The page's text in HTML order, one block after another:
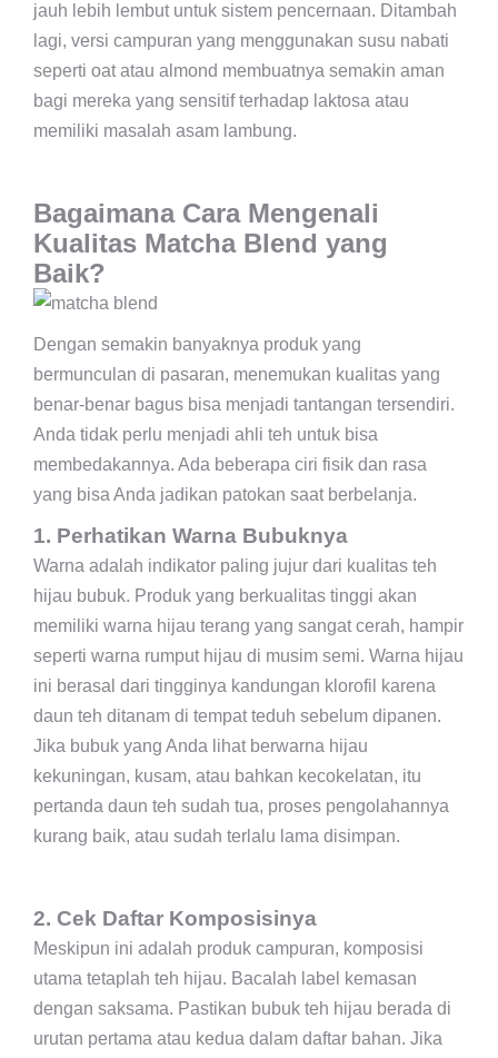
jauh lebih lembut untuk sistem pencernaan. Ditambah
lagi, versi campuran yang menggunakan susu nabati
seperti oat atau almond membuatnya semakin aman
bagi mereka yang sensitif terhadap laktosa atau
memiliki masalah asam lambung.
Bagaimana Cara Mengenali
Kualitas Matcha Blend yang
Baik?
Dengan semakin banyaknya produk yang
bermunculan di pasaran, menemukan kualitas yang
benar-benar bagus bisa menjadi tantangan tersendiri.
Anda tidak perlu menjadi ahli teh untuk bisa
membedakannya. Ada beberapa ciri fisik dan rasa
yang bisa Anda jadikan patokan saat berbelanja.
1. Perhatikan Warna Bubuknya
Warna adalah indikator paling jujur dari kualitas teh
hijau bubuk. Produk yang berkualitas tinggi akan
memiliki warna hijau terang yang sangat cerah, hampir
seperti warna rumput hijau di musim semi. Warna hijau
ini berasal dari tingginya kandungan klorofil karena
daun teh ditanam di tempat teduh sebelum dipanen.
Jika bubuk yang Anda lihat berwarna hijau
kekuningan, kusam, atau bahkan kecokelatan, itu
pertanda daun teh sudah tua, proses pengolahannya
kurang baik, atau sudah terlalu lama disimpan.
2. Cek Daftar Komposisinya
Meskipun ini adalah produk campuran, komposisi
utama tetaplah teh hijau. Bacalah label kemasan
dengan saksama. Pastikan bubuk teh hijau berada di
urutan pertama atau kedua dalam daftar bahan. Jika